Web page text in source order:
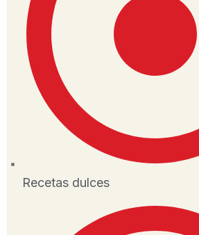
Recetas dulces